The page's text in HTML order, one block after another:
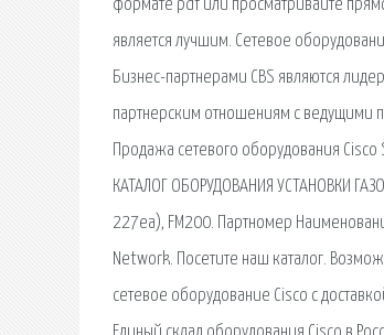
формате pdf или просматривайте
является лучшим. Сетевое
Бизнес-партнерами CBS являются
партнерским отношениям с ведущими
Продажа сетевого оборудования
КАТАЛОГ ОБОРУДОВАНИЯ УСТАНОВКИ
227еа), FM200. Партномер
Network. Посетите наш каталог.
сетевое оборудование Cisco с